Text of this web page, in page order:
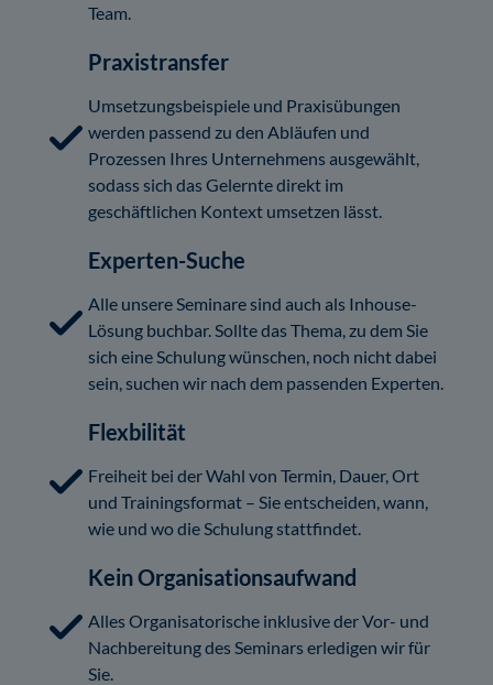
Team.
Praxistransfer
Umsetzungsbeispiele und Praxisübungen
werden passend zu den Abläufen und
Prozessen Ihres Unternehmens ausgewählt,
sodass sich das Gelernte direkt im
geschäftlichen Kontext umsetzen lässt.
Experten-Suche
Alle unsere Seminare sind auch als Inhouse-
Lösung buchbar. Sollte das Thema, zu dem Sie
sich eine Schulung wünschen, noch nicht dabei
sein, suchen wir nach dem passenden Experten.
Flexbilität
Freiheit bei der Wahl von Termin, Dauer, Ort
und Trainingsformat – Sie entscheiden, wann,
wie und wo die Schulung stattfindet.
Kein Organisationsaufwand
Alles Organisatorische inklusive der Vor- und
Nachbereitung des Seminars erledigen wir für
Sie.